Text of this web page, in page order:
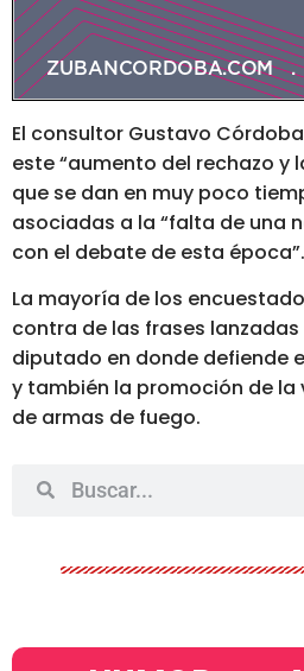
El consultor Gustavo
este “aumento del rechazo y
que se dan en muy poco
asociadas a la “falta de una
con el debate de esta época”.
La mayoría de los
contra de las frases
diputado en donde defiende
y también la promoción de
de armas de fuego.